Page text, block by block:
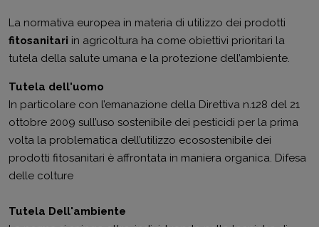
La normativa europea in materia di utilizzo dei prodotti
fitosanitari in agricoltura ha come obiettivi prioritari la
tutela della salute umana e la protezione dell’ambiente.
Tutela dell'uomo
In particolare con l’emanazione della Direttiva n.128 del 21
ottobre 2009 sull’uso sostenibile dei pesticidi per la prima
volta la problematica dell’utilizzo ecosostenibile dei
prodotti fitosanitari è affrontata in maniera organica. Difesa
delle colture
Tutela Dell'ambiente